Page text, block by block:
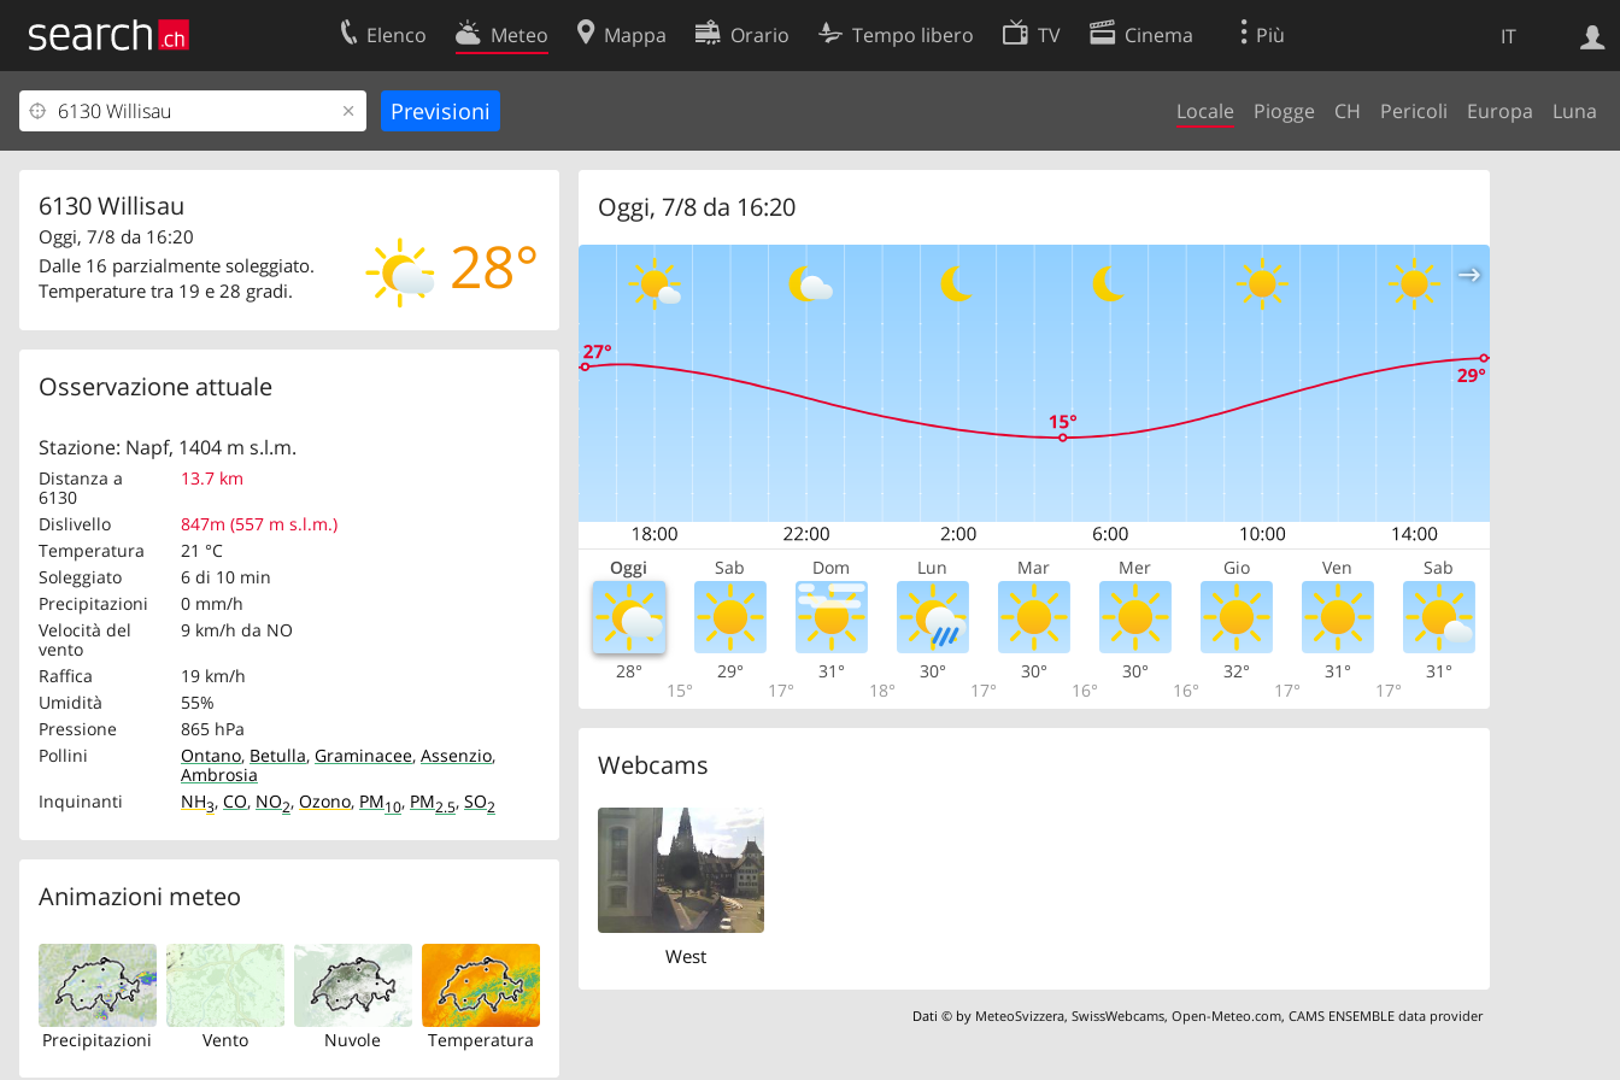
IT
Elenco Meteo Mappa Orario Tempo libero TV Cinema Più
Locale Piogge CH Pericoli Europa Luna
6130 Willisau
28°
Oggi, 7/8 da 16:20
Dalle 16 parzialmente soleggiato.
Temperature tra 19 e 28 gradi.
Osservazione attuale
Stazione: Napf, 1404 m s.l.m.
Distanza a
6130
13.7 km
Dislivello
847m (557 m s.l.m.)
Temperatura
21 °C
Soleggiato
6 di 10 min
Precipitazioni
0 mm/h
Velocità del
vento
9 km/h da NO
Raffica
19 km/h
Umidità
55%
Pressione
865 hPa
Pollini
Ontano, Betulla, Graminacee, Assenzio,
Ambrosia
Inquinanti
NH3, CO, NO2, Ozono, PM10, PM2.5, SO2
Animazioni meteo
Precipitazioni Vento Nuvole Temperatura
Oggi, 7/8 da 16:20
Oggi Sab Dom Lun Mar Mer Gio Ven Sab
28°
15°
29°
17°
31°
18°
30°
17°
30°
16°
30°
16°
32°
17°
31°
17°
31°
Webcams
West
Dati © by MeteoSvizzera,SwissWebcams,Open-Meteo.com,CAMS ENSEMBLE data provider
Ricerca Web
Il vostro profolio
Area clienti
Informazioni Legali
Contatti
Condizioni d’uso
Preferenze cookie